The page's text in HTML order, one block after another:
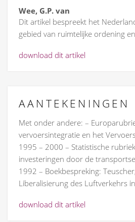
Wee, G.P. van
Dit artikel bespreekt het
gebied van ruimtelijke ordening
download dit artikel
AANTEKENINGEN
Met onder andere: –
vervoersintegratie en het
1995 – 2000 – Statistische
investeringen door de
1992 – Boekbespreking:
Liberalisierung des Luftverkehrs
download dit artikel